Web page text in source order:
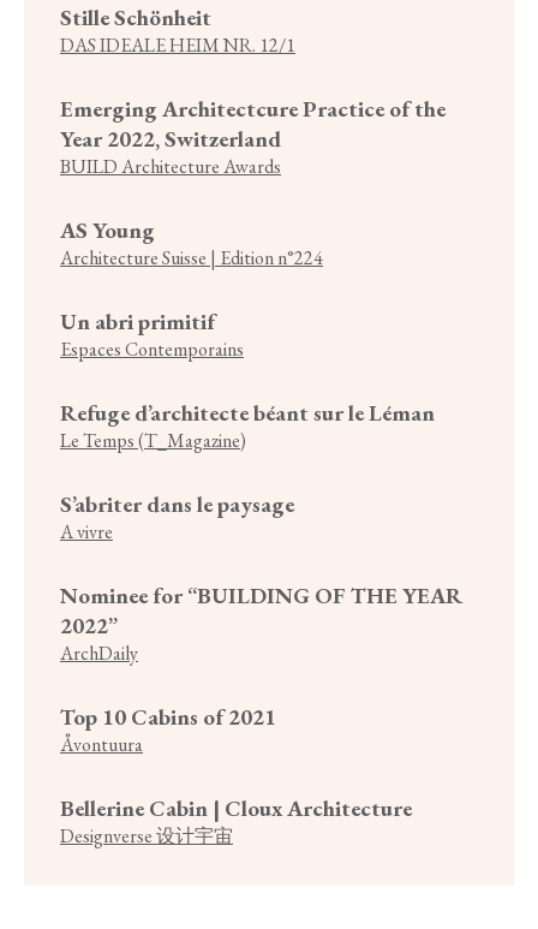
Stille Schönheit
DAS IDEALE HEIM NR. 12/1
Emerging Architectcure Practice of the
Year 2022, Switzerland
BUILD Architecture Awards
AS Young
Architecture Suisse | Edition n°224
Un abri primitif
Espaces Contemporains
Refuge d’architecte béant sur le Léman
Le Temps (T_Magazine)
S’abriter dans le paysage
A vivre
Nominee for “BUILDING OF THE YEAR
2022”
ArchDaily
Top 10 Cabins of 2021
Åvontuura
Bellerine Cabin | Cloux Architecture
Designverse 设计宇宙